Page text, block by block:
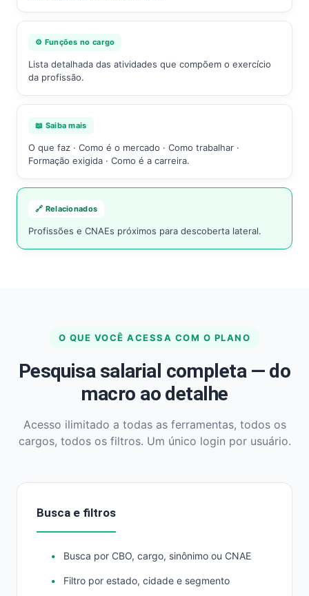
⚙️ Funções no cargo
Lista detalhada das atividades que compõem o exercício
da profissão.
📖 Saiba mais
O que faz · Como é o mercado · Como trabalhar ·
Formação exigida · Como é a carreira.
🔗 Relacionados
Profissões e CNAEs próximos para descoberta lateral.
O QUE VOCÊ ACESSA COM O PLANO
Pesquisa salarial completa — do
macro ao detalhe
Acesso ilimitado a todas as ferramentas, todos os
cargos, todos os filtros. Um único login por usuário.
Busca e filtros
Busca por CBO, cargo, sinônimo ou CNAE
Filtro por estado, cidade e segmento